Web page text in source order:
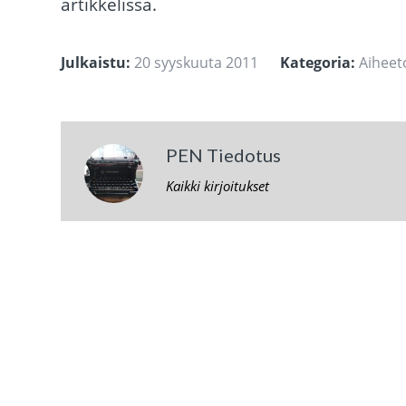
Julkaistu: 20 syyskuuta 2011 Kategoria:
PEN Tiedotus
Kaikki kirjoitukset